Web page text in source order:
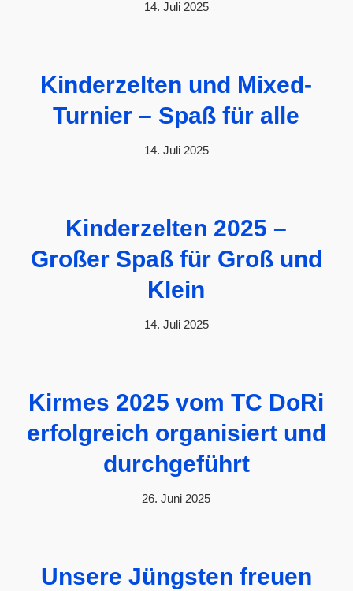
14. Juli 2025
Kinderzelten und Mixed-
Turnier – Spaß für alle
14. Juli 2025
Kinderzelten 2025 –
Großer Spaß für Groß und
Klein
14. Juli 2025
Kirmes 2025 vom TC DoRi
erfolgreich organisiert und
durchgeführt
26. Juni 2025
Unsere Jüngsten freuen